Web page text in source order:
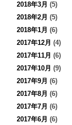
2018年3月 (5)
2018年2月 (5)
2018年1月 (6)
2017年12月 (4)
2017年11月 (6)
2017年10月 (9)
2017年9月 (6)
2017年8月 (6)
2017年7月 (6)
2017年6月 (6)